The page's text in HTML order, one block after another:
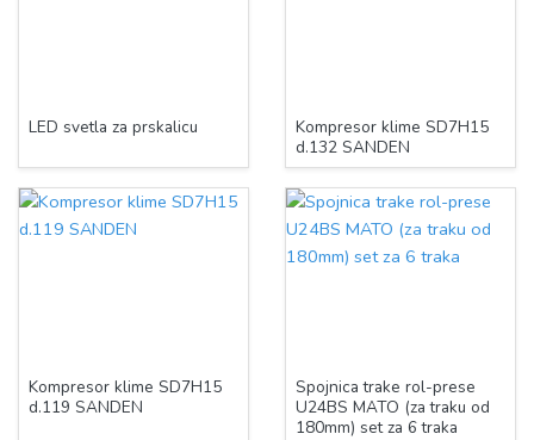
LED svetla za prskalicu
Kompresor klime SD7H15
d.132 SANDEN
Kompresor klime SD7H15
d.119 SANDEN
Spojnica trake rol-prese
U24BS MATO (za traku od
180mm) set za 6 traka